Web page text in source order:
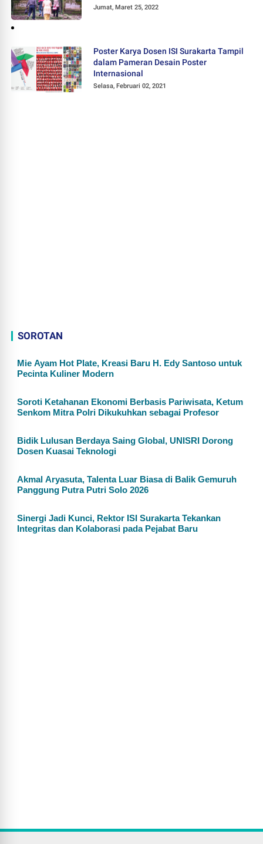
Jumat, Maret 25, 2022
Poster Karya Dosen ISI Surakarta Tampil
dalam Pameran Desain Poster
Internasional
Selasa, Februari 02, 2021
SOROTAN
Mie Ayam Hot Plate, Kreasi Baru H. Edy Santoso untuk
Pecinta Kuliner Modern
Soroti Ketahanan Ekonomi Berbasis Pariwisata, Ketum
Senkom Mitra Polri Dikukuhkan sebagai Profesor
Bidik Lulusan Berdaya Saing Global, UNISRI Dorong
Dosen Kuasai Teknologi
Akmal Aryasuta, Talenta Luar Biasa di Balik Gemuruh
Panggung Putra Putri Solo 2026
Sinergi Jadi Kunci, Rektor ISI Surakarta Tekankan
Integritas dan Kolaborasi pada Pejabat Baru